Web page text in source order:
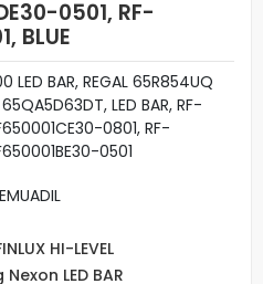
0501, RF-
BLUE
BAR, REGAL 65R854UQ
LED BAR, RF-
0801, RF-
0501
HI-LEVEL
LED BAR